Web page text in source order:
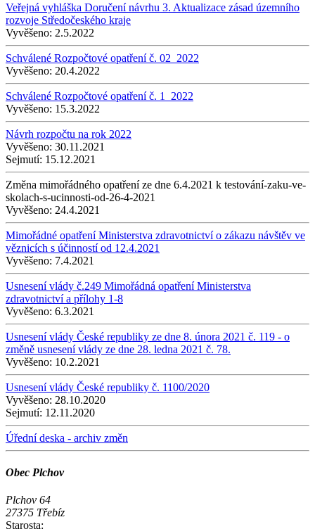
Veřejná vyhláška Doručení návrhu 3. Aktualizace zásad územního
rozvoje Středočeského kraje
Vyvěšeno: 2.5.2022
Schválené Rozpočtové opatření č. 02_2022
Vyvěšeno: 20.4.2022
Schválené Rozpočtové opatření č. 1_2022
Vyvěšeno: 15.3.2022
Návrh rozpočtu na rok 2022
Vyvěšeno: 30.11.2021
Sejmutí: 15.12.2021
Změna mimořádného opatření ze dne 6.4.2021 k testování-zaku-ve-
skolach-s-ucinnosti-od-26-4-2021
Vyvěšeno: 24.4.2021
Mimořádné opatření Ministerstva zdravotnictví o zákazu návštěv ve
věznicích s účinností od 12.4.2021
Vyvěšeno: 7.4.2021
Usnesení vlády č.249 Mimořádná opatření Ministerstva
zdravotnictví a přílohy 1-8
Vyvěšeno: 6.3.2021
Usnesení vlády České republiky ze dne 8. února 2021 č. 119 - o
změně usnesení vlády ze dne 28. ledna 2021 č. 78.
Vyvěšeno: 10.2.2021
Usnesení vlády České republiky č. 1100/2020
Vyvěšeno: 28.10.2020
Sejmutí: 12.11.2020
Úřední deska - archiv změn
Obec Plchov
Plchov 64
27375 Třebíz
Starosta: